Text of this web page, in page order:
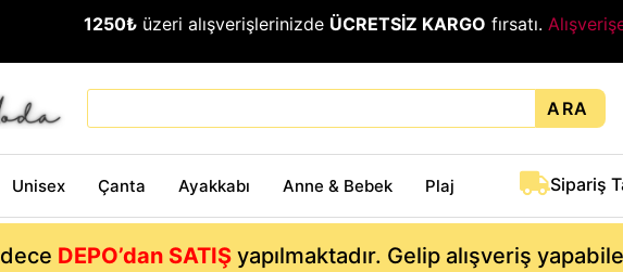
1250₺ üzeri alışverişlerinizde ÜCRETSİZ KARGO fırsatı.
ARA
Unisex Çanta Ayakkabı Anne & Bebek Plaj Sipariş
DEPO’dan SATIŞyapılmaktadır. Gelip alışveriş